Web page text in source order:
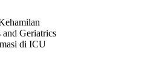
Geriatrics
di ICU